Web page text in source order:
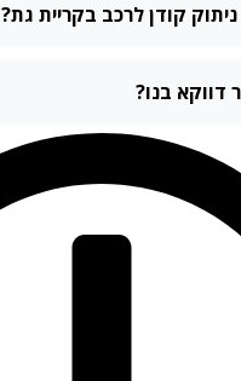
קודן לרכב בקריית גת?
דווקא בנו?